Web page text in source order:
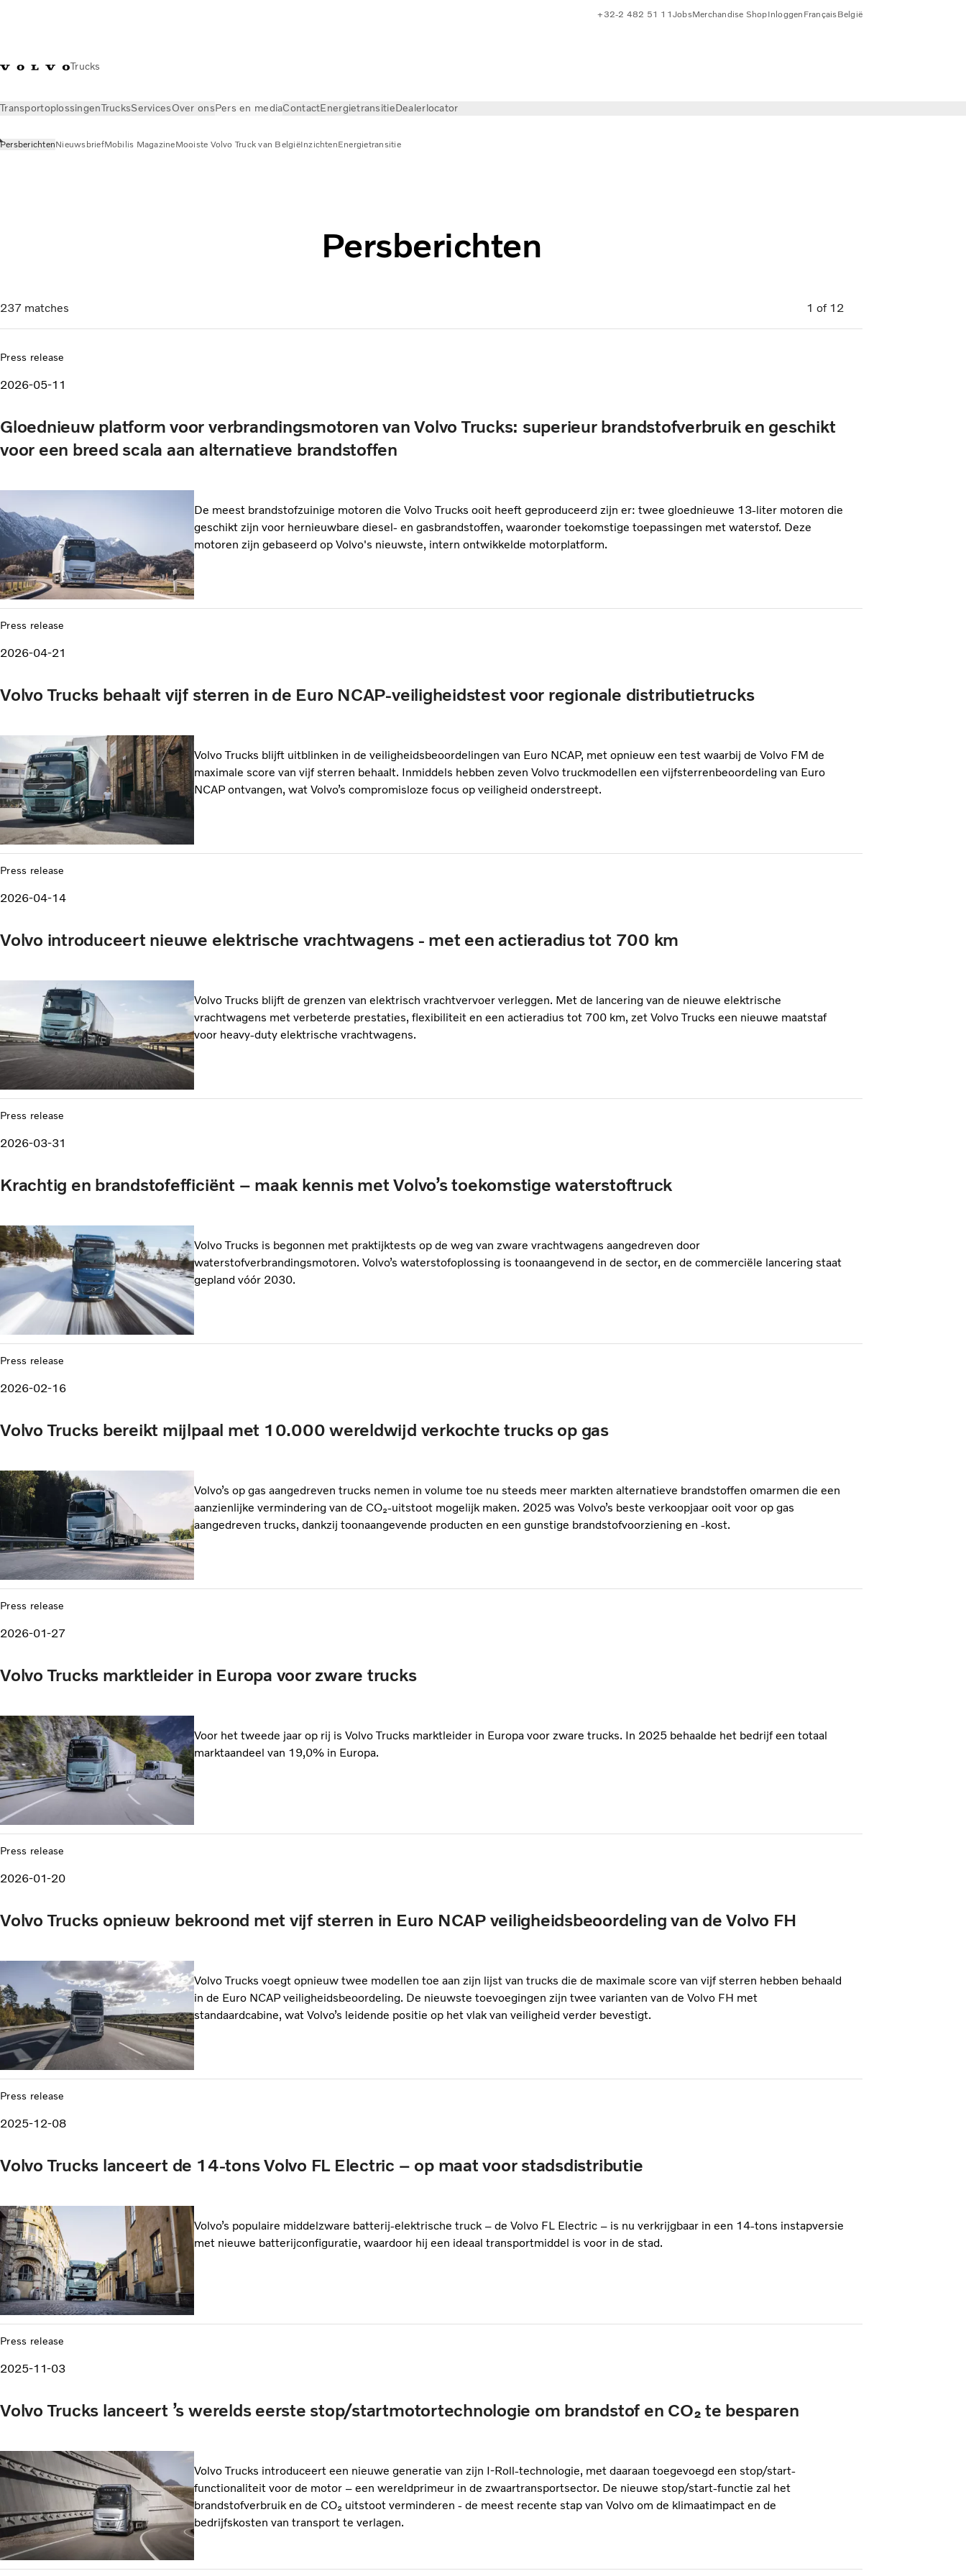
Trucks
+32-2 482 51 11 JobsMerchandise ShopInloggen FrançaisBelgië
TransportoplossingenTrucksServicesOver onsPers en mediaContactEnergietransitieDealerlocator
PersberichtenNieuwsbriefMobilis MagazineMooiste Volvo Truck van BelgiëInzichtenEnergietransitie
Persberichten
237 matches 1 of 12
Press release
2026-05-11
Gloednieuw platform voor verbrandingsmotoren van Volvo Trucks: superieur brandstofverbruik en geschikt
voor een breed scala aan alternatieve brandstoffen
De meest brandstofzuinige motoren die Volvo Trucks ooit heeft geproduceerd zijn er: twee gloednieuwe 13-liter motoren die
geschikt zijn voor hernieuwbare diesel- en gasbrandstoffen, waaronder toekomstige toepassingen met waterstof. Deze
motoren zijn gebaseerd op Volvo's nieuwste, intern ontwikkelde motorplatform.
Press release
2026-04-21
Volvo Trucks behaalt vijf sterren in de Euro NCAP-veiligheidstest voor regionale distributietrucks
Volvo Trucks blijft uitblinken in de veiligheidsbeoordelingen van Euro NCAP, met opnieuw een test waarbij de Volvo FM de
maximale score van vijf sterren behaalt. Inmiddels hebben zeven Volvo truckmodellen een vijfsterrenbeoordeling van Euro
NCAP ontvangen, wat Volvo’s compromisloze focus op veiligheid onderstreept.
Press release
2026-04-14
Volvo introduceert nieuwe elektrische vrachtwagens - met een actieradius tot 700 km
Volvo Trucks blijft de grenzen van elektrisch vrachtvervoer verleggen. Met de lancering van de nieuwe elektrische
vrachtwagens met verbeterde prestaties, flexibiliteit en een actieradius tot 700 km, zet Volvo Trucks een nieuwe maatstaf
voor heavy-duty elektrische vrachtwagens.
Press release
2026-03-31
Krachtig en brandstofefficiënt – maak kennis met Volvo’s toekomstige waterstoftruck
Volvo Trucks is begonnen met praktijktests op de weg van zware vrachtwagens aangedreven door
waterstofverbrandingsmotoren. Volvo’s waterstofoplossing is toonaangevend in de sector, en de commerciële lancering staat
gepland vóór 2030.
Press release
2026-02-16
Volvo Trucks bereikt mijlpaal met 10.000 wereldwijd verkochte trucks op gas
Volvo’s op gas aangedreven trucks nemen in volume toe nu steeds meer markten alternatieve brandstoffen omarmen die een
aanzienlijke vermindering van de CO₂-uitstoot mogelijk maken. 2025 was Volvo’s beste verkoopjaar ooit voor op gas
aangedreven trucks, dankzij toonaangevende producten en een gunstige brandstofvoorziening en -kost.
Press release
2026-01-27
Volvo Trucks marktleider in Europa voor zware trucks
Voor het tweede jaar op rij is Volvo Trucks marktleider in Europa voor zware trucks. In 2025 behaalde het bedrijf een totaal
marktaandeel van 19,0% in Europa.
Press release
2026-01-20
Volvo Trucks opnieuw bekroond met vijf sterren in Euro NCAP veiligheidsbeoordeling van de Volvo FH
Volvo Trucks voegt opnieuw twee modellen toe aan zijn lijst van trucks die de maximale score van vijf sterren hebben behaald
in de Euro NCAP veiligheidsbeoordeling. De nieuwste toevoegingen zijn twee varianten van de Volvo FH met
standaardcabine, wat Volvo’s leidende positie op het vlak van veiligheid verder bevestigt.
Press release
2025-12-08
Volvo Trucks lanceert de 14-tons Volvo FL Electric – op maat voor stadsdistributie
Volvo’s populaire middelzware batterij-elektrische truck – de Volvo FL Electric – is nu verkrijgbaar in een 14-tons instapversie
met nieuwe batterijconfiguratie, waardoor hij een ideaal transportmiddel is voor in de stad.
Press release
2025-11-03
Volvo Trucks lanceert ’s werelds eerste stop/startmotortechnologie om brandstof en CO₂ te besparen
Volvo Trucks introduceert een nieuwe generatie van zijn I-Roll-technologie, met daaraan toegevoegd een stop/start-
functionaliteit voor de motor – een wereldprimeur in de zwaartransportsector. De nieuwe stop/start-functie zal het
brandstofverbruik en de CO₂ uitstoot verminderen - de meest recente stap van Volvo om de klimaatimpact en de
bedrijfskosten van transport te verlagen.